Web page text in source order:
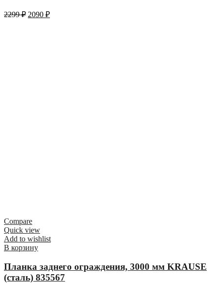
2299₽ 2090 ₽
Compare
Quick view
Add to wishlist
В корзину
Планка заднего ограждения, 3000 мм KRAUSE
(сталь) 835567